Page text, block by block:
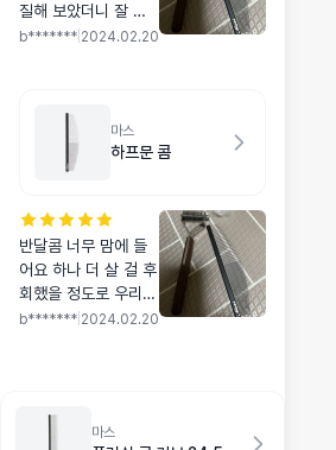
질해 보았더니 잘 빗
겨지고 아이가 가만히
b******* 2024.02.20
마스
하프문 콤
반달콤 너무 맘에 들
어요 하나 더 살 걸 후
회했을 정도로 우리
강아지한테 꼭 필요한
b******* 2024.02.20
마스